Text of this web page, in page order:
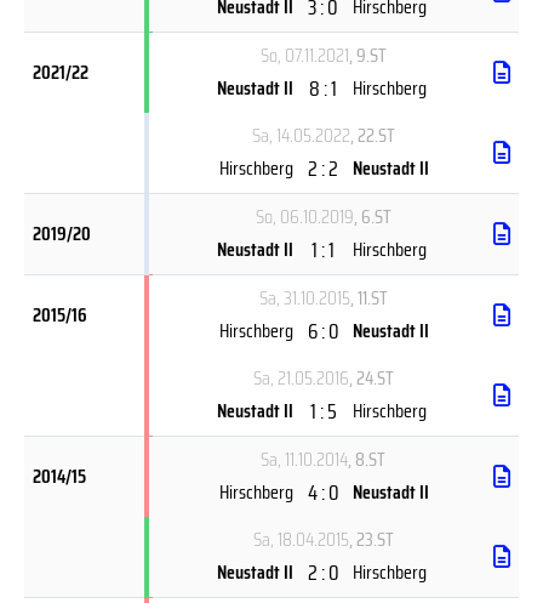
Neustadt II 3 : 0 Hirschberg
2021/22
So, 07.11.2021, 9.ST
Neustadt II 8 : 1 Hirschberg
Sa, 14.05.2022, 22.ST
Hirschberg 2 : 2 Neustadt II
2019/20
So, 06.10.2019, 6.ST
Neustadt II
1 : 1 Hirschberg
2015/16
Sa, 31.10.2015, 11.ST
Hirschberg 6 : 0 Neustadt II
Sa, 21.05.2016, 24.ST
Neustadt II 1 : 5 Hirschberg
2014/15
Sa, 11.10.2014, 8.ST
Hirschberg 4 : 0 Neustadt II
Sa, 18.04.2015, 23.ST
Neustadt II 2 : 0 Hirschberg